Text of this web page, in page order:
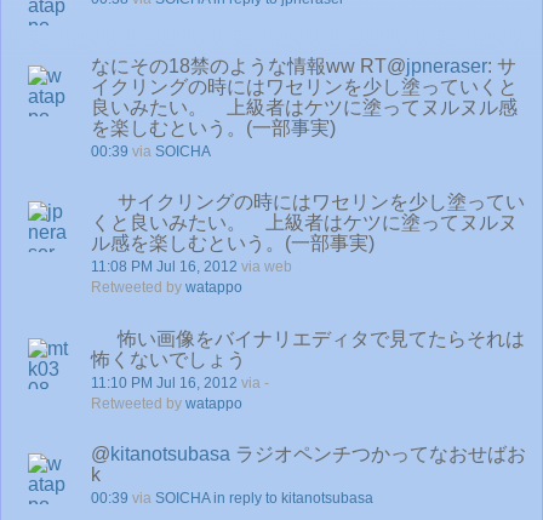
なにその18禁のような情報ww RT@jpneraser: サ
イクリングの時にはワセリンを少し塗っていくと
良いみたい。 上級者はケツに塗ってヌルヌル感
を楽しむという。(一部事実)
00:39 via SOICHA
サイクリングの時にはワセリンを少し塗ってい
くと良いみたい。 上級者はケツに塗ってヌルヌ
ル感を楽しむという。(一部事実)
11:08 PM Jul 16, 2012 via web
Retweeted by watappo
怖い画像をバイナリエディタで見てたらそれは
怖くないでしょう
11:10 PM Jul 16, 2012 via -
Retweeted by watappo
@kitanotsubasa ラジオペンチつかってなおせばお
k
00:39 via SOICHA in reply to kitanotsubasa